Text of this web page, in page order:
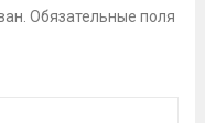
Обязательные поля